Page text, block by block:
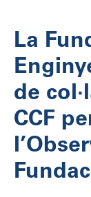
La
de
CCF